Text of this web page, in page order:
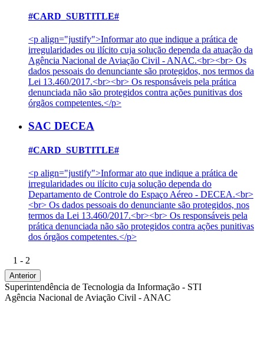
#CARD_SUBTITLE#
<p align="justify">Informar ato que indique a prática de
irregularidades ou ilícito cuja solução dependa da atuação da
Agência Nacional de Aviação Civil - ANAC.<br><br> Os
dados pessoais do denunciante são protegidos, nos termos da
Lei 13.460/2017.<br><br> Os responsáveis pela prática
denunciada não são protegidos contra ações punitivas dos
órgãos competentes.</p>
SAC DECEA
#CARD_SUBTITLE#
<p align="justify">Informar ato que indique a prática de
irregularidades ou ilícito cuja solução dependa do
Departamento de Controle do Espaço Aéreo - DECEA.<br>
<br> Os dados pessoais do denunciante são protegidos, nos
termos da Lei 13.460/2017.<br><br> Os responsáveis pela
prática denunciada não são protegidos contra ações punitivas
dos órgãos competentes.</p>
1 - 2
Anterior
Superintendência de Tecnologia da Informação - STI
Agência Nacional de Aviação Civil - ANAC